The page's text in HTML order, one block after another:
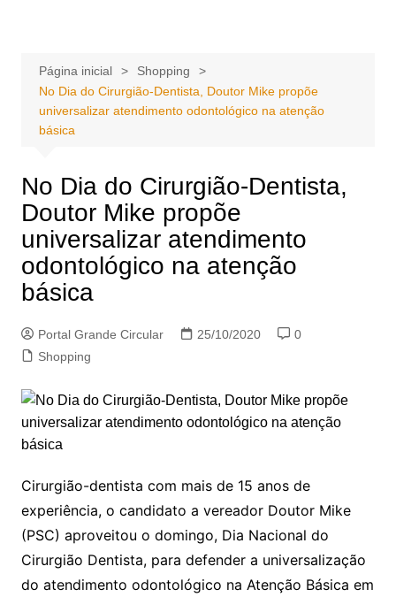
conteúdoPágina inicial
Shopping
No Dia do Cirurgião-Dentista, Doutor Mike propõe
universalizar atendimento odontológico na atenção
básica
No Dia do Cirurgião-Dentista,
Doutor Mike propõe
universalizar atendimento
odontológico na atenção
básica
Portal Grande Circular 25/10/2020
0
Shopping
Cirurgião-dentista com mais de 15 anos de
experiência, o candidato a vereador Doutor Mike
(PSC) aproveitou o domingo, Dia Nacional do
Cirurgião Dentista, para defender a universalização
do atendimento odontológico na Atenção Básica em